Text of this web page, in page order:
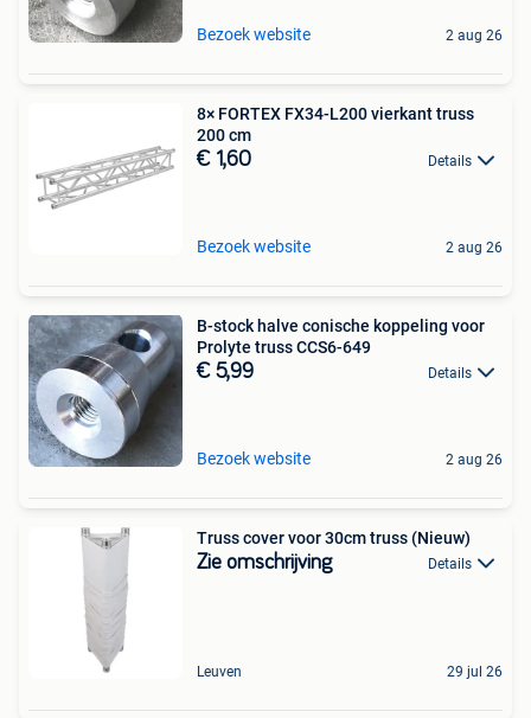
Bezoek website 2 aug 26
8× FORTEX FX34-L200 vierkant truss
200 cm
€ 1,60 Details
Bezoek website 2 aug 26
B-stock halve conische koppeling voor
Prolyte truss CCS6-649
€ 5,99 Details
Bezoek website 2 aug 26
Truss cover voor 30cm truss (Nieuw)
Zie omschrijving Details
Leuven 29 jul 26